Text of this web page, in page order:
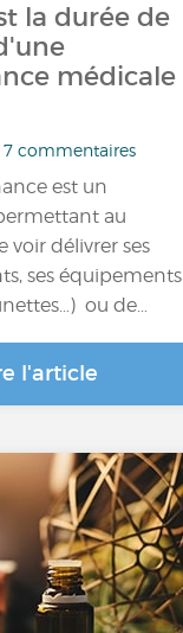
la durée de
médicale
7 commentaires
est un
au
voir délivrer ses
ses équipements
ou de…
l'article